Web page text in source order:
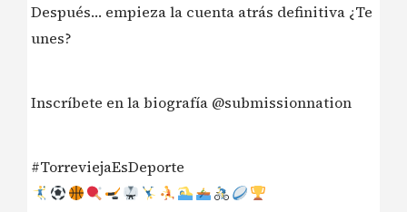
Después… empieza la cuenta atrás definitiva ¿Te
unes?
Inscríbete en la biografía @submissionnation
#TorreviejaEsDeporte